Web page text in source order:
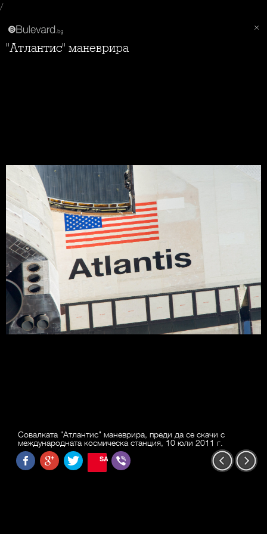
/
"Атлантис" маневрира
Совалката "Атлантис" маневрира, преди да се скачи с
международната космическа станция, 10 юли 2011 г.
SAVE